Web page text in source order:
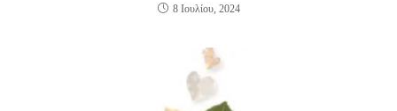
8 Ιουλίου, 2024